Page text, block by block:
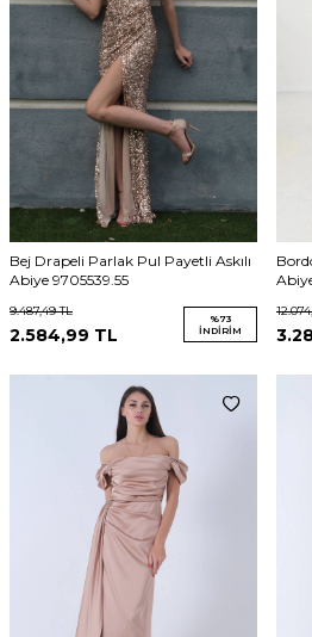
Bej Drapeli Parlak Pul Payetli Askılı
Abiye 9705539.55
9.487,49TL
2.584,99 TL
%73
İNDIRIM